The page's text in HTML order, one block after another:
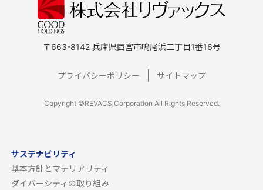
〒663-8142 兵庫県西宮市鳴尾浜二丁目1番16号
プライバシーポリシー サイトマップ
Copyright ©REVACS Corporation All Rights Reserved.
サステナビリティ
基本方針とマテリアリティ
ダイバーシティの取り組み